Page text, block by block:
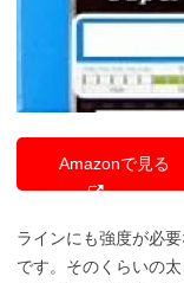
Amazonで見る
ラインにも強度が必
です。そのくらいの